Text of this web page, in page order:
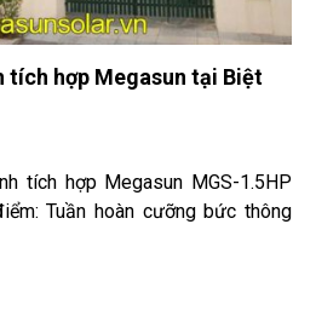
tích hợp Megasun tại Biệt
tích hợp Megasun MGS-1.5HP
Tuần hoàn cưỡng bức thông